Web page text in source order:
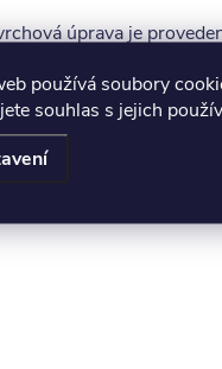
používá soubory
souhlas s jejich
úprava je